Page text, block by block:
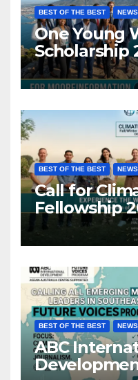
BEST OF THE BEST NEWS
One Young
Scholarship
Africa (Fully
BEST OF THE BEST NEWS
Call for
Fellowship
BEST OF THE BEST NEWS
ABC